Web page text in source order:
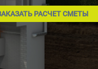
РАСЧЕТ СМЕТЫ